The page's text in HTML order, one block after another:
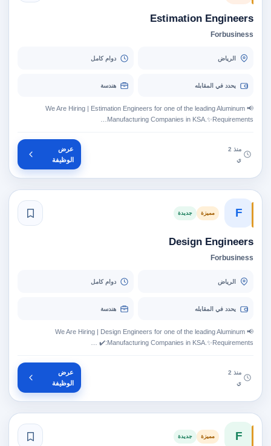
Estimation Engineers
Forbusiness
الرياض دوام كامل
يحدد في المقابله هندسة
📢 We Are Hiring | Estimation Engineers for one of the leading Aluminum
Manufacturing Companies in KSA.✨Requirements…
منذ 2
ي
عرض
الوظيفة
F مميزة جديدة
Design Engineers
Forbusiness
الرياض دوام كامل
يحدد في المقابله هندسة
📢 We Are Hiring | Design Engineers for one of the leading Aluminum
Manufacturing Companies in KSA.✨Requirements:✔️ …
منذ 2
ي
عرض
الوظيفة
F مميزة جديدة